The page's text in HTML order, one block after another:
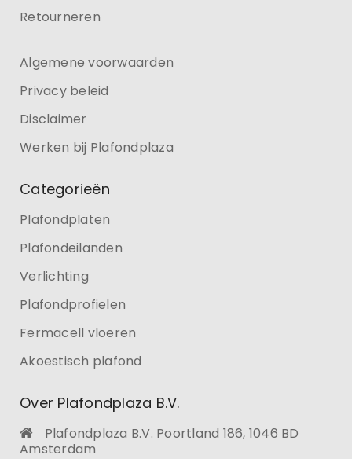
Retourneren
Algemene voorwaarden
Privacy beleid
Disclaimer
Werken bij Plafondplaza
Categorieën
Plafondplaten
Plafondeilanden
Verlichting
Plafondprofielen
Fermacell vloeren
Akoestisch plafond
Over Plafondplaza B.V.
Plafondplaza B.V. Poortland 186, 1046 BD
Amsterdam